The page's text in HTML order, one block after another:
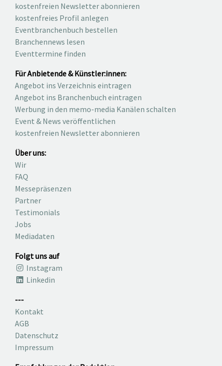
kostenfreien Newsletter abonnieren
kostenfreies Profil anlegen
Eventbranchenbuch bestellen
Branchennews lesen
Eventtermine finden
Für Anbietende & Künstler:innen:
Angebot ins Verzeichnis eintragen
Angebot ins Branchenbuch eintragen
Werbung in den memo-media Kanälen schalten
Event & News veröffentlichen
kostenfreien Newsletter abonnieren
Über uns:
Wir
FAQ
Messepräsenzen
Partner
Testimonials
Jobs
Mediadaten
Folgt uns auf
Instagram
Linkedin
---
Kontakt
AGB
Datenschutz
Impressum